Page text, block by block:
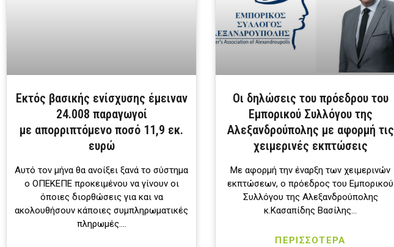
Εκτός βασικής ενίσχυσης έμειναν
24.008 παραγωγοί
με απορριπτόμενο ποσό 11,9 εκ.
ευρώ
Αυτό τον μήνα θα ανοίξει ξανά το σύστηµα
ο ΟΠΕΚΕΠΕ προκειµένου να γίνουν οι
όποιες διορθώσεις για και να
ακολουθήσουν κάποιες συμπληρωματικές
πληρωµές….
Οι δηλώσεις του πρόεδρου του
Εμπορικού Συλλόγου της
Αλεξανδρούπολης με αφορμή τις
χειμερινές εκπτώσεις
Με αφορμή την έναρξη των χειμερινών
εκπτώσεων, ο πρόεδρος του Εμπορικού
Συλλόγου της Αλεξανδρούπολης
κ.Κασαπίδης Βασίλης…
ΠΕΡΙΣΣΟΤΕΡΑ